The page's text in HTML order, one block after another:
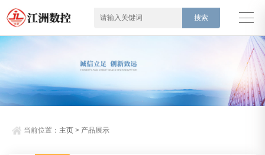
当前位置： 主页 > 产品展示